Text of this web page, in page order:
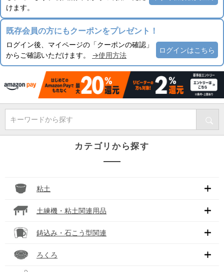
けます。
既存会員の方にもクーポンをプレゼント！
ログイン後、マイページの「クーポンの確認」
からご確認いただけます。 →使用方法
ログインはこちら
キーワードから探す
カテゴリから探す
粘土
土練機・粘土関連用品
鋳込み・石こう型関連
ろくろ